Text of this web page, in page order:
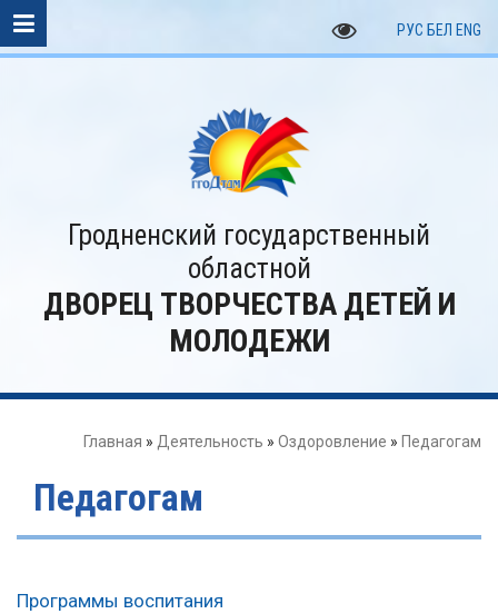
РУС БЕЛ ENG
Гродненский государственный
областной
ДВОРЕЦ ТВОРЧЕСТВА ДЕТЕЙ И
МОЛОДЕЖИ
Главная » Деятельность » Оздоровление » Педагогам
Педагогам
Программы воспитания